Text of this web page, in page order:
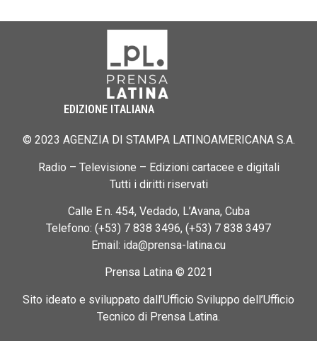
EDIZIONE ITALIANA
© 2023 AGENZIA DI STAMPA LATINOAMERICANA S.A.
Radio – Televisione – Edizioni cartacee e digitali
Tutti i diritti riservati
Calle E n. 454, Vedado, L’Avana, Cuba
Telefono: (+53) 7 838 3496, (+53) 7 838 3497
Email: ida@prensa-latina.cu
Prensa Latina © 2021
Sito ideato e sviluppato dall’Ufficio Sviluppo dell’Ufficio
Tecnico di Prensa Latina.